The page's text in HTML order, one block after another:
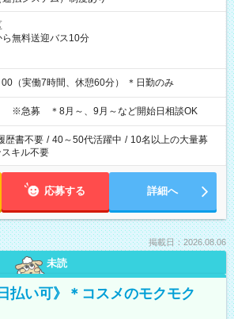
無料送迎バス10分
（実働7時間、休憩60分） ＊日勤のみ
※急募 ＊8月～、9月～など開始日相談OK
歴書不要 / 40～50代活躍中 / 10名以上の大量募
キル不要
応募する 詳細へ
掲載日：2026.08.06
未読
払い可》＊コスメのモクモク